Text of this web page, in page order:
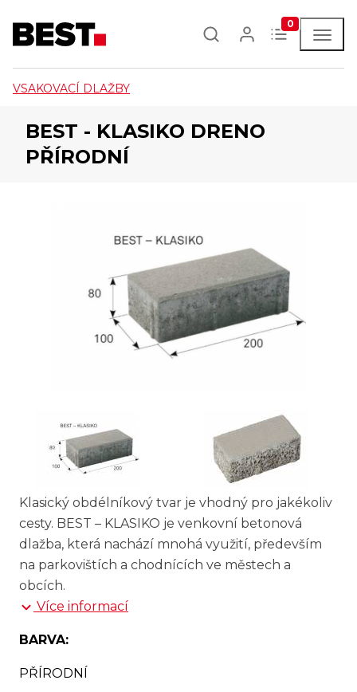
0
VSAKOVACÍ DLAŽBY
BEST - KLASIKO DRENO
PŘÍRODNÍ
Klasický obdélníkový tvar je vhodný pro jakékoliv
cesty. BEST – KLASIKO je venkovní betonová
dlažba, která nachází mnohá využití, především
na parkovištích a chodnících ve městech a
obcích.
Více informací
BARVA:
PŘÍRODNÍ